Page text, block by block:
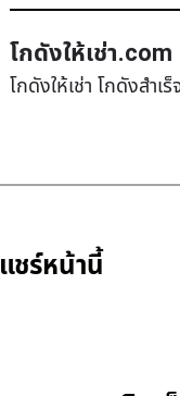
โกดังให้เช่า.com
โกดังให้เช่า โกดังสำ
แชร์หน้านี้